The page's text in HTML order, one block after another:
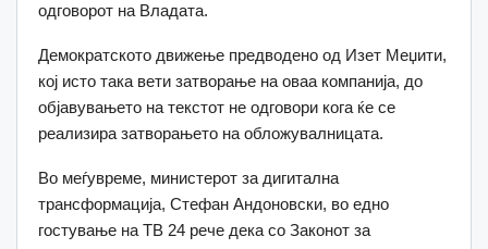
одговорот на Владата.
Демократското движење предводено од Изет Меџити,
кој исто така вети затворање на оваа компанија, до
објавувањето на текстот не одговори кога ќе се
реализира затворањето на обложувалницата.
Во меѓувреме, министерот за дигитална
трансформација, Стефан Андоновски, во едно
гостување на TВ 24 рече дека со Законот за